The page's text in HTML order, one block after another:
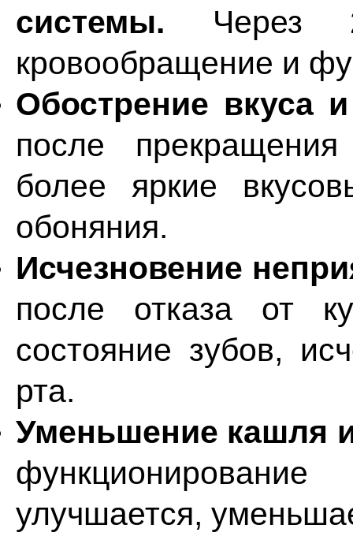
системы. Через
кровообращение и
Обострение вкуса
после
более яркие
обоняния.
Исчезновение
после отказа от
состояние зубов,
рта.
Уменьшение кашля
улучшается,